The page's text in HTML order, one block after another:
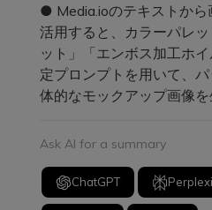
● Media.ioのテキストから
活用すると、カラーパレ
ット」「エンボス加工ホ
定プロンプトを用いて、
体的なモックアップ画像を
Ask AI for a summary
ChatGPT